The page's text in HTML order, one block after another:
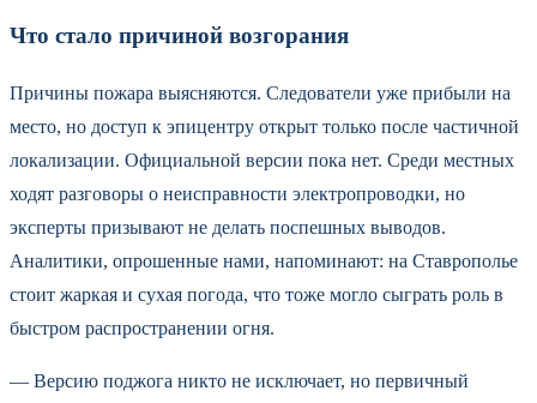
Что стало причиной возгорания
Причины пожара выясняются. Следователи уже прибыли на
место, но доступ к эпицентру открыт только после частичной
локализации. Официальной версии пока нет. Среди местных
ходят разговоры о неисправности электропроводки, но
эксперты призывают не делать поспешных выводов.
Аналитики, опрошенные нами, напоминают: на Ставрополье
стоит жаркая и сухая погода, что тоже могло сыграть роль в
быстром распространении огня.
— Версию поджога никто не исключает, но первичный